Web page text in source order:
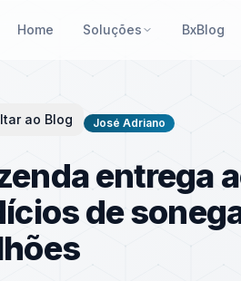
Home Soluções BxBlog
ao Blog José Adriano
entrega
de